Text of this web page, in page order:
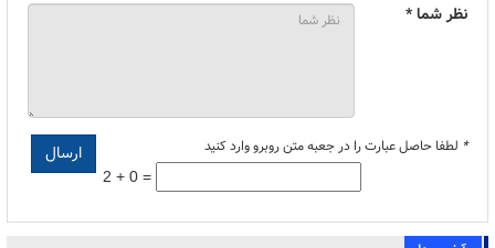
نظر شما *
* لطفا حاصل عبارت را در جعبه متن روبرو وارد کنید
2 + 0 =